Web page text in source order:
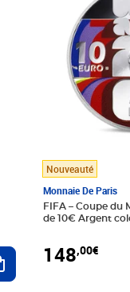
Ajouter au panier
Nouveauté
Monnaie De Paris
FIFA – Coupe du
de 10€ Argent
148,00€